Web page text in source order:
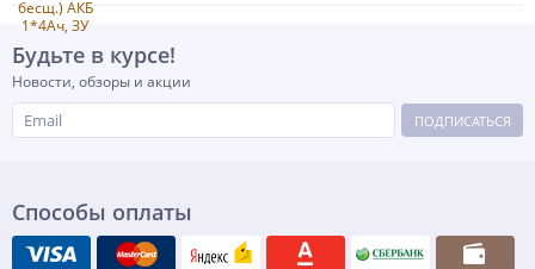
Будьте в курсе!
Новости, обзоры и акции
ПОДПИСАТЬСЯ
Способы оплаты